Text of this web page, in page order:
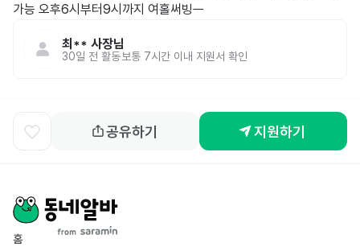
가능 오후6시부터9시까지 여홀써빙ㅡ
최** 사장님
30일 전 활동 보통 7시간 이내 지원서 확인
공유하기 지원하기
홈